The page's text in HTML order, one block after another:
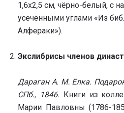
1,6х2,5 см, чёрно-белый, с
усечёнными углами «Из
Алфераки»).
Экслибрисы членов
Дараган А. М. Елка.
СПб., 1846. Книги из
Марии Павловны (1786-